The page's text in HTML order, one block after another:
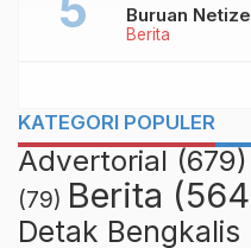
Berita
Buruan
KATEGORI POPULER
Advertorial (679)
(79) Berita
Detak Bengkalis